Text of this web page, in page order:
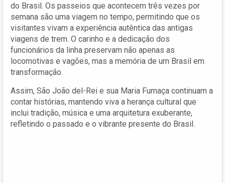
do Brasil. Os passeios que acontecem três vezes por
semana são uma viagem no tempo, permitindo que os
visitantes vivam a experiência autêntica das antigas
viagens de trem. O carinho e a dedicação dos
funcionários da linha preservam não apenas as
locomotivas e vagões, mas a memória de um Brasil em
transformação.
Assim, São João del-Rei e sua Maria Fumaça continuam a
contar histórias, mantendo viva a herança cultural que
inclui tradição, música e uma arquitetura exuberante,
refletindo o passado e o vibrante presente do Brasil.